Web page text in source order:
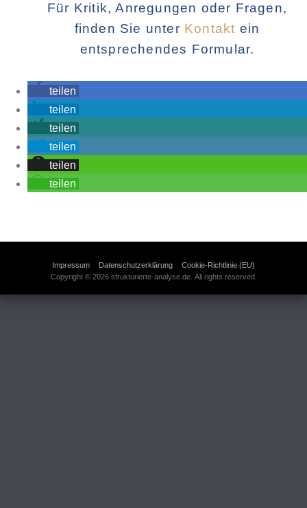
Für Kritik, Anregungen oder Fragen,
finden Sie unter Kontakt ein
entsprechendes Formular.
teilen
teilen
teilen
teilen
teilen
teilen
Impressum Datenschutzerklärung
Cookie-Richtlinie (EU)
Copyright © 2026 strukturierte-analyse.de. All rights reserved.